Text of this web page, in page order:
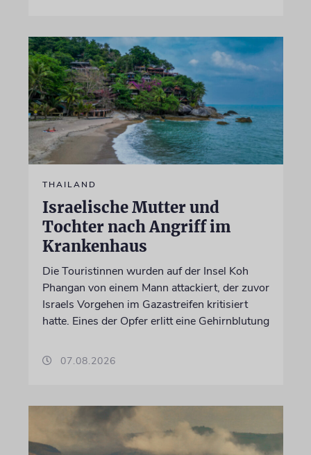
THAILAND
Israelische Mutter und
Tochter nach Angriff im
Krankenhaus
Die Touristinnen wurden auf der Insel Koh
Phangan von einem Mann attackiert, der zuvor
Israels Vorgehen im Gazastreifen kritisiert
hatte. Eines der Opfer erlitt eine Gehirnblutung
07.08.2026